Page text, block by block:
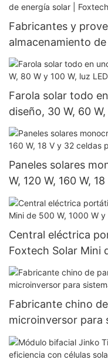
Fabricantes y
almacenamiento
Farola solar todo
diseño, 30 W, 60
integrada.
Paneles solares
W, 120 W, 160 W,
domésticos.
Central eléctrica
Foxtech Solar Mini
Fabricante chino
microinversor para